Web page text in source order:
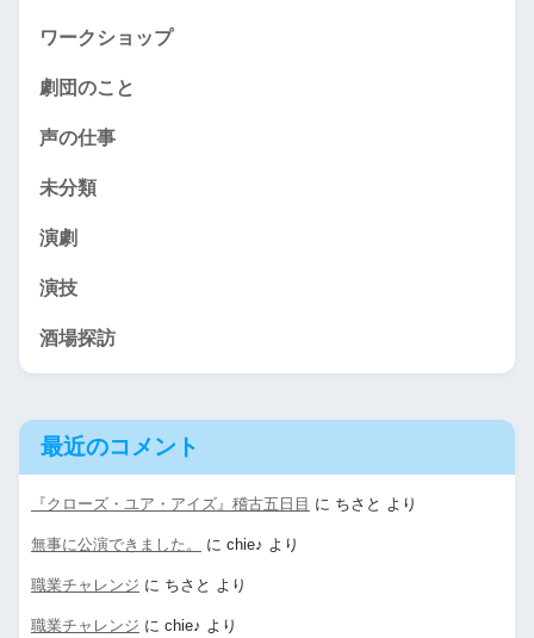
ワークショップ
劇団のこと
声の仕事
未分類
演劇
演技
酒場探訪
最近のコメント
『クローズ・ユア・アイズ』稽古五日目 に ちさと より
無事に公演できました。 に chie♪ より
職業チャレンジ に ちさと より
職業チャレンジ に chie♪ より